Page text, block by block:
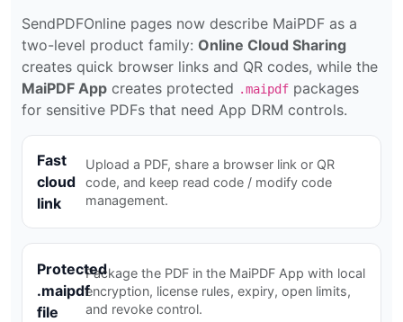
SendPDFOnline pages now describe MaiPDF as a
two-level product family: Online Cloud Sharing
creates quick browser links and QR codes, while the
MaiPDF App creates protected .maipdf packages
for sensitive PDFs that need App DRM controls.
Fast
cloud
link
Upload a PDF, share a browser link or QR
code, and keep read code / modify code
management.
Protected
.maipdf
file
Package the PDF in the MaiPDF App with local
encryption, license rules, expiry, open limits,
and revoke control.